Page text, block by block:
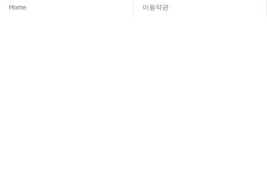
Home 이용약관